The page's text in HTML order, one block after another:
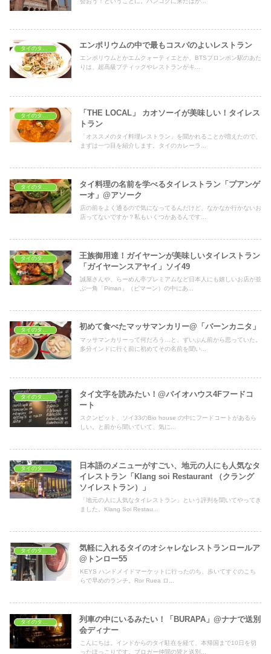
エンポリウムの中で最もコスパのよいレストラン
エンポリウムとかエムクォーティエとか、BTSプロンポン駅のあた
りは、超高級ブティックやレストランがキ...
「THE LOCAL」 カオソーイが美味しい！タイレス
トラン
「オススメのタイ料理レストラン」を聞かれることが増えたので、
まずは一つ目を紹介します。タイのカレーラ...
タイ料理の名前を学べるタイレストラン「プアンゲ
ーオ」@アソーク
店の前をよく通るので気になってるんだけど、なかなか行かないお
店ってないですか？私もいくつかあるんです...
王族御用達！ガイヤーンが美味しいタイレストラン
「ガイヤーンスアヤイ」ソイ49
誠屋さんや、らーめん亭プレミアムなど日本人にも嬉しいお店が並
ぶ一角「Piman」（ピマーン）の中にあ...
初めて食べたマッサマンカリー@「バーンカニタ」
マッサマンカリーって何だろう…と、ずいぶん前から思っていた。
多分インドに行く前に初めてその名前を聞い...
タイのタイ料理レストラン
タイ文字を読みたい！@バイオハウス4Fフードコ
ート
スクンビット、ソイ33のBio house の中にフードコートがあるら
しい。と前から聞いていて、気に...
日本語のメニューがすごい、地元の人にも人気なタ
イレストラン「Klang soi Restaurant （クラング
ソイレストラン）」
「地元の人に人気なタイレストラン」という評判を聞いてやってき
ました。Klang Soi Restau...
気軽に入れるタイのオシャレなレストランロールア
@トンロー55
KEYS ハンドメイドマーケットに行ったのち、歩いてすぐのこち
らで早めのランチ。Ror Ruea ロ...
列車の中にいるみたい！「BURAPA」@ナナで送別
会ディナー
こんにちは。インドからのタイ駐在を経て、本帰国まで10日を切
ったほっこりです。ブロガー仲間の皆と送別...